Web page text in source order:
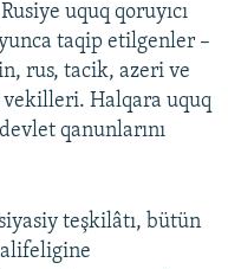
uquq qoruyıcı
taqip etilgenler –
rus, tacik, azeri ve
Halqara uquq
qanunlarını
teşkilâtı, bütün